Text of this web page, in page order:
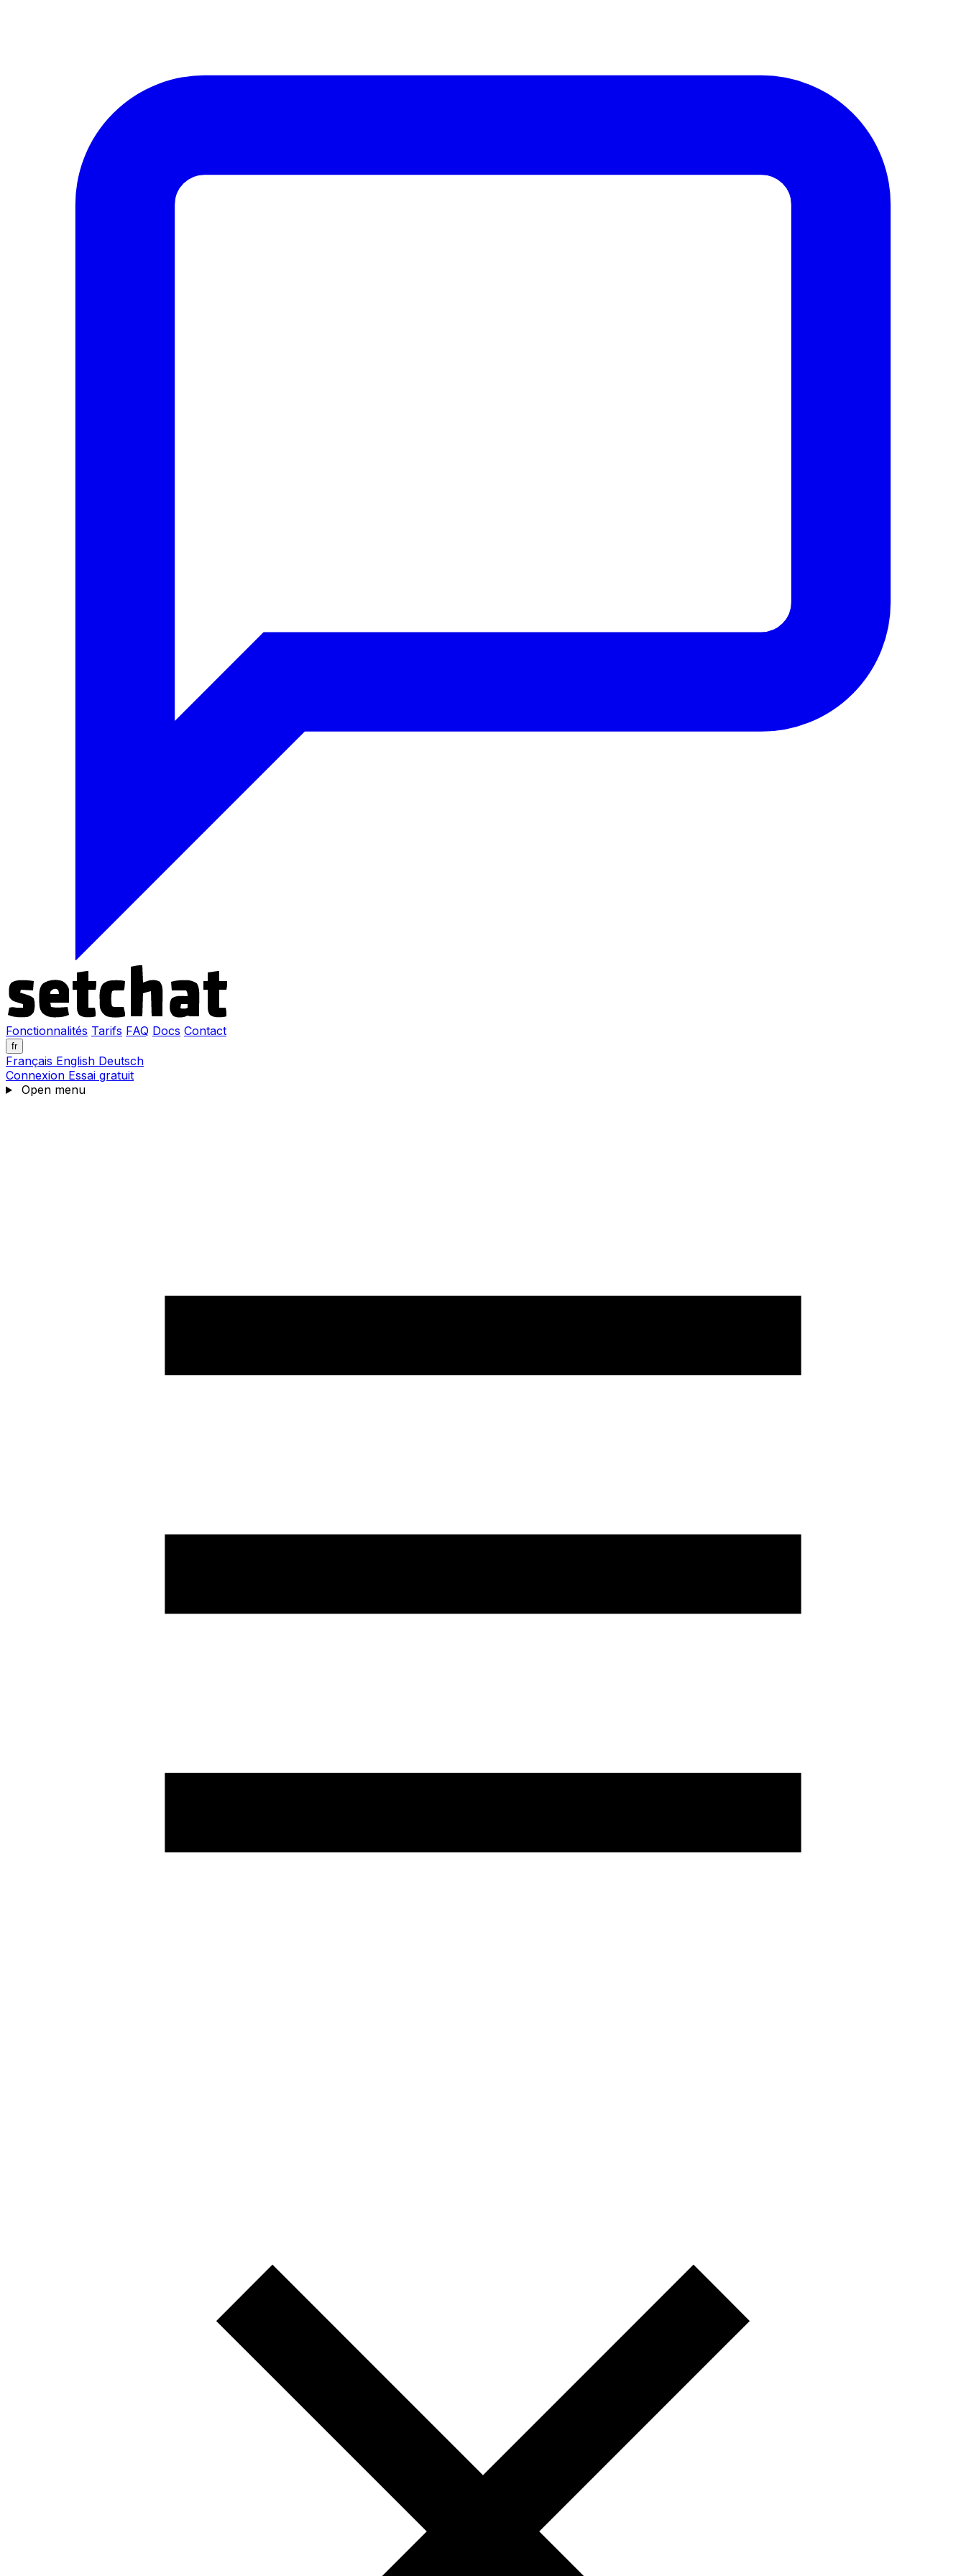
Fonctionnalités Tarifs FAQ Docs Contact
fr
Français English Deutsch
Connexion Essai gratuit
Open menu